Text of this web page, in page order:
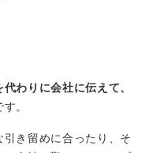
わりに会社に伝えて、
。
引き留めに合ったり、そ